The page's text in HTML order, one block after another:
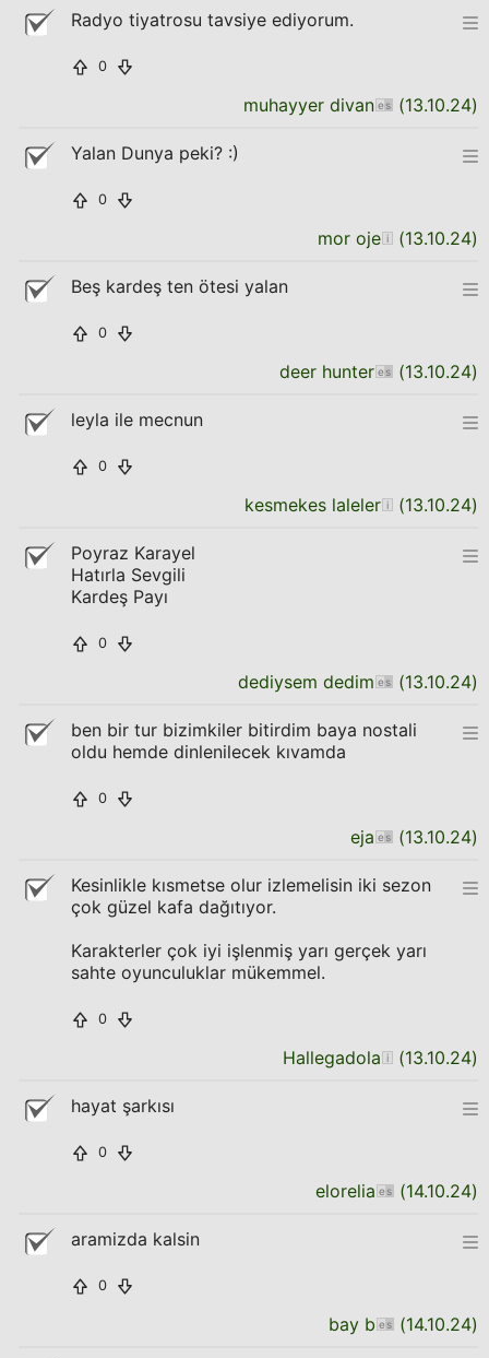
Radyo tiyatrosu tavsiye ediyorum.
0
muhayyer divan (13.10.24)
Yalan Dunya peki? :)
0
mor oje (13.10.24)
Beş kardeş ten ötesi yalan
0
deer hunter (13.10.24)
leyla ile mecnun
0
kesmekes laleler (13.10.24)
Poyraz Karayel
Hatırla Sevgili
Kardeş Payı
0
dediysem dedim (13.10.24)
ben bir tur bizimkiler bitirdim baya nostali
oldu hemde dinlenilecek kıvamda
0
eja (13.10.24)
Kesinlikle kısmetse olur izlemelisin iki sezon
çok güzel kafa dağıtıyor.
Karakterler çok iyi işlenmiş yarı gerçek yarı
sahte oyunculuklar mükemmel.
0
Hallegadola (13.10.24)
hayat şarkısı
0
elorelia (14.10.24)
aramizda kalsin
0
bay b (14.10.24)